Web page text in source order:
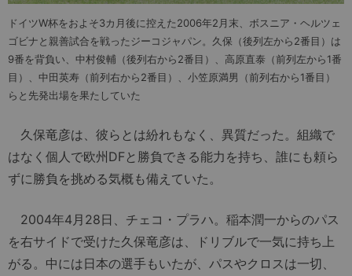
ドイツW杯をおよそ3カ月後に控えた2006年2月末、ボスニア・ヘルツェ
ゴビナと親善試合を戦ったジーコジャパン。久保（後列左から2番目）は
9番を背負い、中村俊輔（後列右から2番目）、高原直泰（前列左から1番
目）、中田英寿（前列右から2番目）、小笠原満男（前列右から1番目）
らと先発出場を果たしていた
久保竜彦は、彼らとは紛れもなく、異質だった。組織で
はなく個人で欧州DFと勝負できる能力を持ち、誰にも頼ら
ずに勝負を挑める気概も備えていた。
2004年4月28日、チェコ・プラハ。稲本潤一からのパス
を右サイドで受けた久保竜彦は、ドリブルで一気に持ち上
がる。中には日本の選手もいたが、パスやクロスは一切、